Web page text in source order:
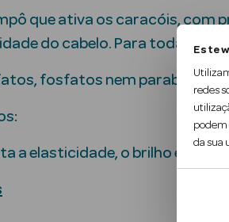
Este
redes
podem
da sua
que ativa os caracóis, com
do cabelo. Para todas as
fosfatos nem parabenos.
a elasticidade, o brilho e a